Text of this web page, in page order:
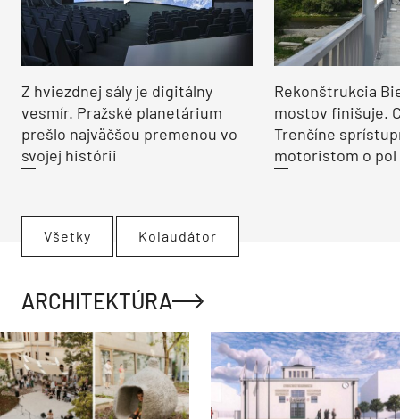
Z hviezdnej sály je digitálny
vesmír. Pražské planetárium
prešlo najväčšou premenou vo
svojej histórii
Rekonštrukcia
mostov finišuje.
Trenčíne
motoristom o pol
Všetky Kolaudátor
ARCHITEKTÚRA